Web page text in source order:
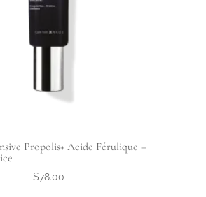
Propolis+ Acide Férulique –
$78.00